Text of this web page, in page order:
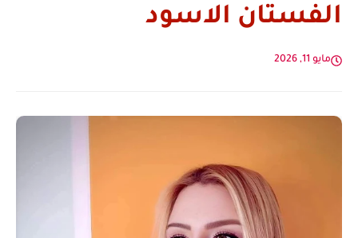
الفستان الاسود
مايو 11, 2026